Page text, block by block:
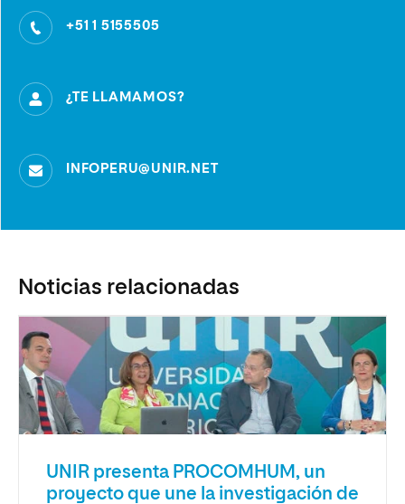
+51 1 5155505
¿TE LLAMAMOS?
INFOPERU@UNIR.NET
Noticias relacionadas
UNIR presenta PROCOMHUM, un
proyecto que une la investigación de